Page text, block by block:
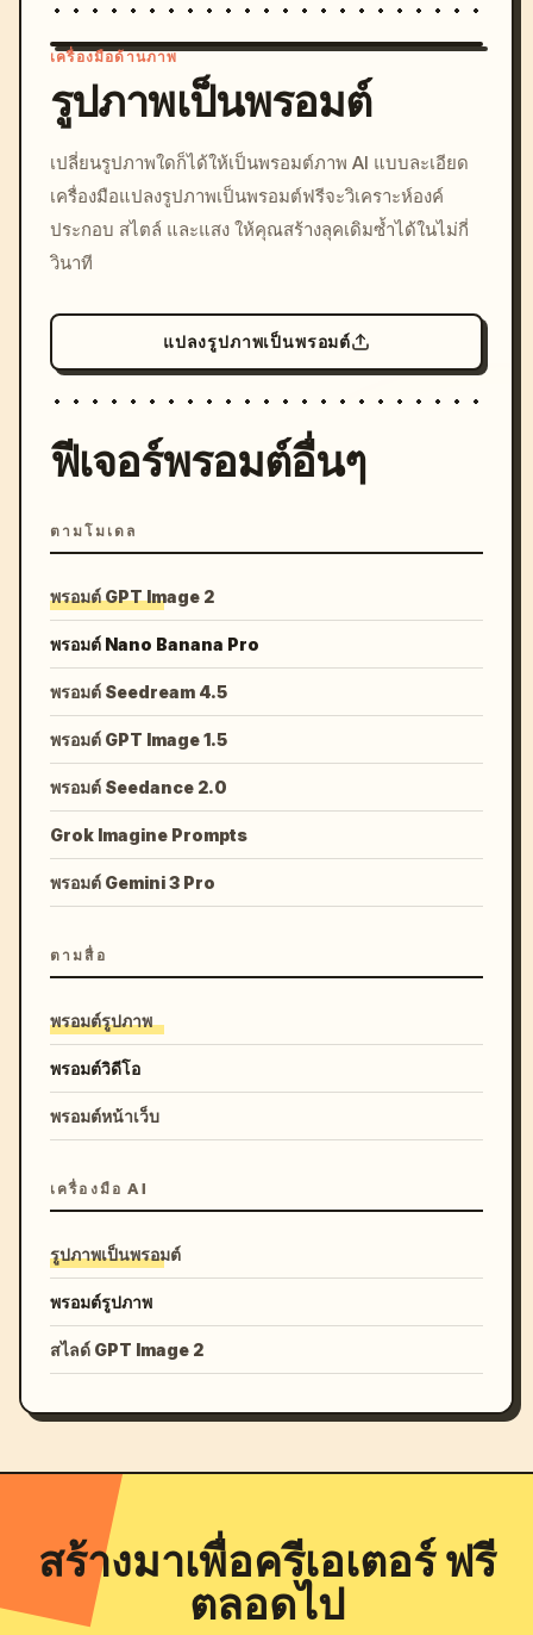
c, cyberpunk sunset, neon
colors, 8k --v 6.0
เครื่องมือด้านภาพ
รูปภาพเป็นพรอมต์
เปลี่ยนรูปภาพใดก็ได้ให้เป็นพรอมต์ภาพ AI แบบละเอียด
เครื่องมือแปลงรูปภาพเป็นพรอมต์ฟรีจะวิเคราะห์องค์
ประกอบ สไตล์ และแสง ให้คุณสร้างลุคเดิมซ้ำได้ในไม่กี่
วินาที
แปลงรูปภาพเป็นพรอมต์
ฟีเจอร์พรอมต์อื่นๆ
ตามโมเดล
พรอมต์ GPT Image 2
พรอมต์ Nano Banana Pro
พรอมต์ Seedream 4.5
พรอมต์ GPT Image 1.5
พรอมต์ Seedance 2.0
Grok Imagine Prompts
พรอมต์ Gemini 3 Pro
ตามสื่อ
พรอมต์รูปภาพ
พรอมต์วิดีโอ
พรอมต์หน้าเว็บ
เครื่องมือ AI
รูปภาพเป็นพรอมต์
พรอมต์รูปภาพ
สไลด์ GPT Image 2
สร้างมาเพื่อครีเอเตอร์ ฟรี
ตลอดไป